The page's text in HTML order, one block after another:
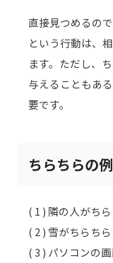
直接見つめるの
という行動は、
ます。ただし、
与えることもあ
要です。
ちらちらの
( 1 ) 隣の人がち
( 2 ) 雪がちらち
( 3 ) パソコンの